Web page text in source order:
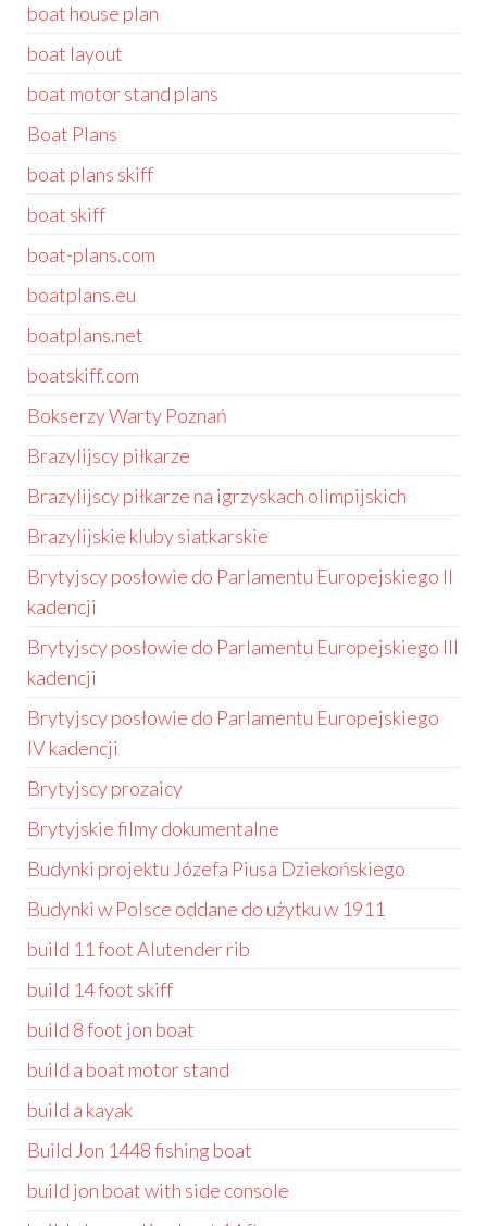
boat house plan
boat layout
boat motor stand plans
Boat Plans
boat plans skiff
boat skiff
boat-plans.com
boatplans.eu
boatplans.net
boatskiff.com
Bokserzy Warty Poznań
Brazylijscy piłkarze
Brazylijscy piłkarze na igrzyskach olimpijskich
Brazylijskie kluby siatkarskie
Brytyjscy posłowie do Parlamentu Europejskiego II
kadencji
Brytyjscy posłowie do Parlamentu Europejskiego III
kadencji
Brytyjscy posłowie do Parlamentu Europejskiego
IV kadencji
Brytyjscy prozaicy
Brytyjskie filmy dokumentalne
Budynki projektu Józefa Piusa Dziekońskiego
Budynki w Polsce oddane do użytku w 1911
build 11 foot Alutender rib
build 14 foot skiff
build 8 foot jon boat
build a boat motor stand
build a kayak
Build Jon 1448 fishing boat
build jon boat with side console